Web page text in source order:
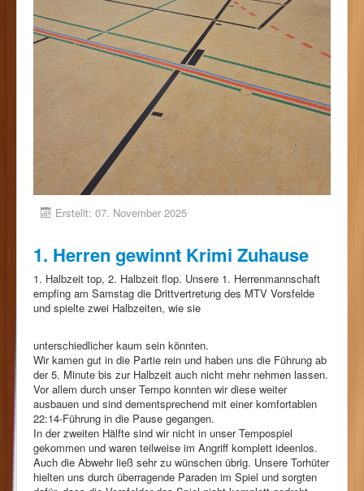
Erstellt: 07. November 2025
1. Herren gewinnt Krimi Zuhause
1. Halbzeit top, 2. Halbzeit flop. Unsere 1. Herrenmannschaft
empfing am Samstag die Drittvertretung des MTV Vorsfelde
und spielte zwei Halbzeiten, wie sie
unterschiedlicher kaum sein könnten.
Wir kamen gut in die Partie rein und haben uns die Führung ab
der 5. Minute bis zur Halbzeit auch nicht mehr nehmen lassen.
Vor allem durch unser Tempo konnten wir diese weiter
ausbauen und sind dementsprechend mit einer komfortablen
22:14-Führung in die Pause gegangen.
In der zweiten Hälfte sind wir nicht in unser Tempospiel
gekommen und waren teilweise im Angriff komplett ideenlos.
Auch die Abwehr ließ sehr zu wünschen übrig. Unsere Torhüter
hielten uns durch überragende Paraden im Spiel und sorgten